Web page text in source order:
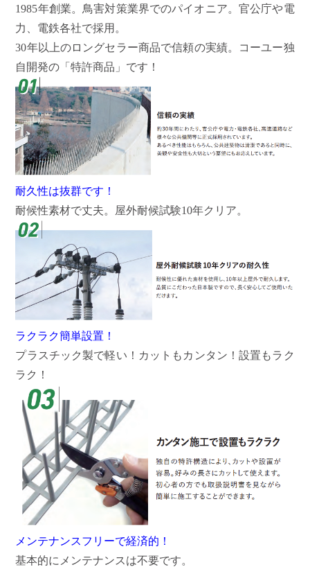
1985年創業。鳥害対策業界でのパイオニア。官公庁や電
力、電鉄各社で採用。
30年以上のロングセラー商品で信頼の実績。コーユー独
自開発の「特許商品」です！
耐久性は抜群です！
耐候性素材で丈夫。屋外耐候試験10年クリア。
ラクラク簡単設置！
プラスチック製で軽い！カットもカンタン！設置もラク
ラク！
メンテナンスフリーで経済的！
基本的にメンテナンスは不要です。